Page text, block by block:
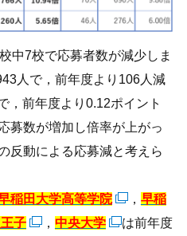
中7校で応募者数が減少しま
人で，前年度より106人減
，前年度より0.12ポイント
募数が増加し倍率が上がっ
反動による応募減と考えら
稲田大学高等学院 ， 早稲
子 ， 中央大学
は前年度